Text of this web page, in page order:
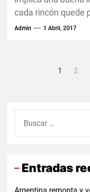
cada rincón quede
cansancio de...
Admin 1 Abril, 2017
Paginación
1 2
Entradas
Argentina remonta y